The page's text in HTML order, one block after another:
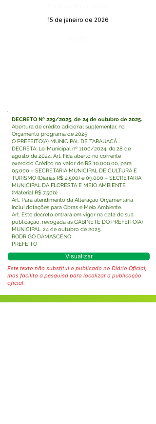
15 de janeiro de 2026
DECRETO Nº 229/2025, de 24 de outubro de 2025.
Abertura de crédito adicional suplementar, no
Orçamento programa de 2025
O PREFEITO(A) MUNICIPAL DE TARAUACÁ...
DECRETA: Lei Municipal nº 1100/2024, de 28 de
agosto de 2024. Art. Fica aberto no corrente
exercício Crédito no valor de R$ 10.000,00, para
05.000 – SECRETARIA MUNICIPAL DE CULTURA E
TURISMO (Diárias R$ 2.500) e 09.000 – SECRETARIA
MUNICIPAL DA FLORESTA E MEIO AMBIENTE
(Material R$ 7.500).
Art. Para atendimento da Alteração Orçamentária
inclui dotações para Obras e Meio Ambiente.
Art. Este decreto entrará em vigor na data de sua
publicação, revogada as GABINETE DO PREFEITO(A)
MUNICIPAL, 24 de outubro de 2025.
RODRIGO DAMASCENO
PREFEITO
Visualizar
Este texto não substitui o publicado no Diário Oficial,
mas facilita a pesquisa para localizar a publicação
oficial.